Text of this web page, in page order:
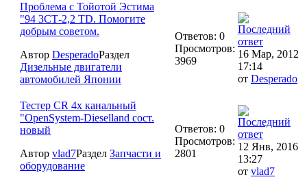
Проблема с Тойотой Эстима
"94 3СТ-2,2 TD. Помогите
добрым советом.
Автор DesperadoРаздел
Дизельные двигатели
автомобилей Японии
Ответов: 0
Просмотров:
3969
16 Мар, 2012
17:14
от Desperado
Тестер CR 4х канальный
"OpenSystem-Dieselland сост.
новый
Автор vlad7Раздел Запчасти и
оборудование
Ответов: 0
Просмотров:
2801
12 Янв, 2016
13:27
от vlad7